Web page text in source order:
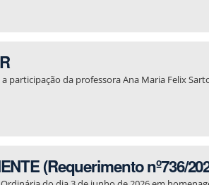
participação da professora Ana Maria Felix
(Requerimento nº736/